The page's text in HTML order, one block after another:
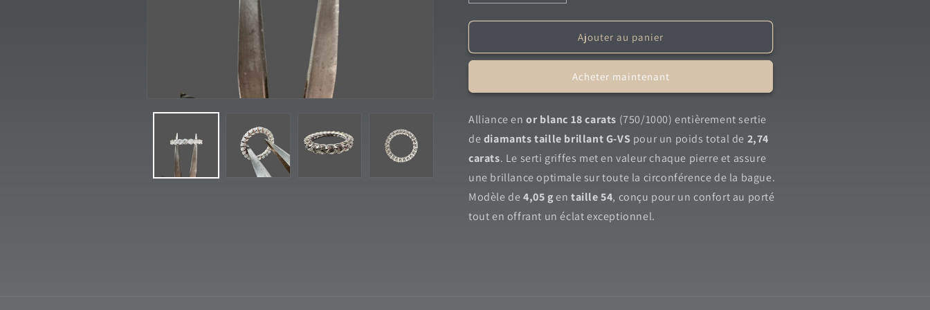
la
quantité
Alliance
2.74
la
quantité
Alliance
complète
2.74
Ajouter au panier
Acheter maintenant
Alliance enor blanc 18 carats (750/1000) entièrement sertie
dediamants taille brillant G-VS pour un poids total de 2,74
carats. Le serti griffes met en valeur chaque pierre et assure
une brillance optimale sur toute la circonférence de la bague.
Modèle de4,05 gentaille 54, conçu pour un confort au porté
tout en offrant un éclat exceptionnel.